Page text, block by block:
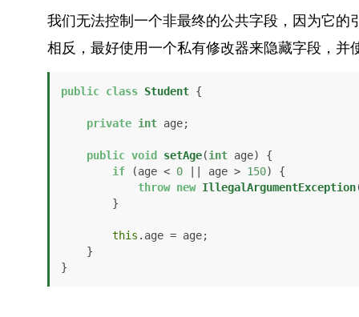
我们无法控制一个非最终的公共字段，因为它的
相反，最好使用一个私有修改器来隐藏字段，并
public class Student {
private int age;
public void setAge(int age)
{
if (age < 0 || age > 150) {
throw new IllegalArgumentException
this .age = age;
}